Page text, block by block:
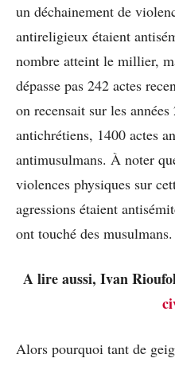
un déchainement de
antireligieux étaient
nombre atteint le millier,
dépasse pas 242 actes
on recensait sur les
antichrétiens, 1400 actes
antimusulmans. À noter
violences physiques sur
agressions étaient
ont touché des musulmans.
A lire aussi, Ivan
Alors pourquoi tant de